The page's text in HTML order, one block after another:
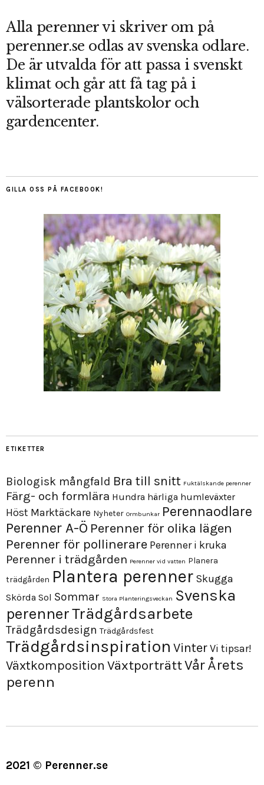
Alla perenner vi skriver om på
perenner.se odlas av svenska odlare.
De är utvalda för att passa i svenskt
klimat och går att få tag på i
välsorterade plantskolor och
gardencenter.
GILLA OSS PÅ FACEBOOK!
ETIKETTER
Biologisk mångfald Bra till snitt Fuktälskande perenner
Färg- och formlära Hundra härliga humleväxter
Höst Marktäckare Nyheter Ormbunkar Perennaodlare
Perenner A-Ö Perenner för olika lägen
Perenner för pollinerare Perenner i kruka
Perenner i trädgården Perenner vid vatten Planera
trädgården Plantera perenner Skugga
Skörda Sol Sommar Stora Planteringsveckan Svenska
perennerTrädgårdsarbete
Trädgårdsdesign Trädgårdsfest
Trädgårdsinspiration VinterVi tipsar!
Växtkomposition VäxtporträttVårÅrets
perenn
2021 © Perenner.se